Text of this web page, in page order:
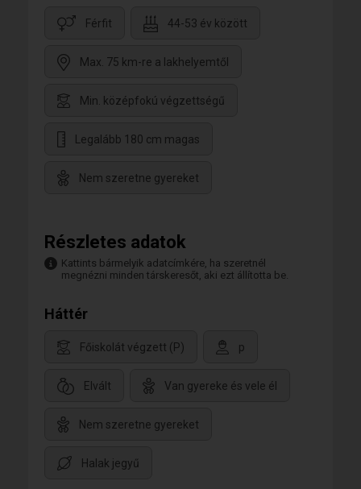
Férfit 44-53 év között
Max. 75 km-re a lakhelyemtől
Min. középfokú végzettségű
Legalább 180 cm magas
Nem szeretne gyereket
Részletes adatok
Kattints bármelyik adatcímkére, ha szeretnél
megnézni minden társkeresőt, aki ezt állította be.
Háttér
Főiskolát végzett (P) p
Elvált Van gyereke és vele él
Nem szeretne gyereket
Halak jegyű